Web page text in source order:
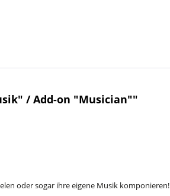
/ Add-on "Musician""
oder sogar ihre eigene Musik komponieren!